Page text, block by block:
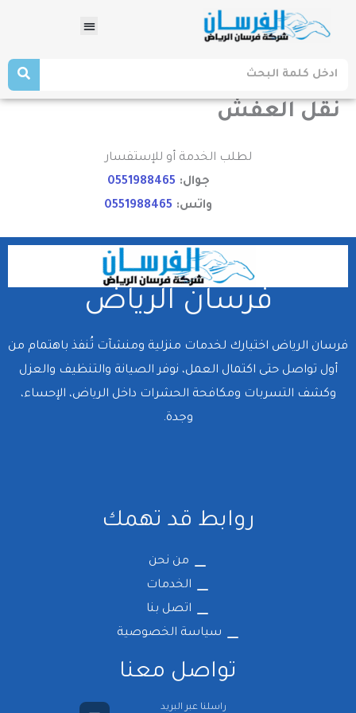
Menu
Search
نقل العفش
لطلب الخدمة أو للإستفسار
جوال: 0551988465
واتس: 0551988465
فرسان الرياض
فرسان الرياض اختيارك لخدمات منزلية ومنشآت تُنفذ باهتمام من
أول تواصل حتى اكتمال العمل، نوفر الصيانة والتنظيف والعزل
وكشف التسربات ومكافحة الحشرات داخل الرياض، الإحساء،
وجدة.
روابط قد تهمك
من نحن
الخدمات
اتصل بنا
سياسة الخصوصية
تواصل معنا
راسلنا عبر البريد